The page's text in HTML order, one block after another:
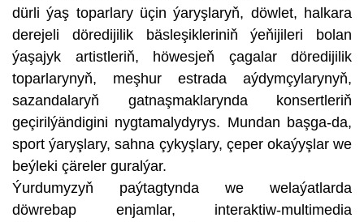
dürli ýaş toparlary üçin ýaryşlaryň, döwlet, halkara
derejeli döredijilik bäsleşikleriniň ýeňijileri bolan
ýaşajyk artistleriň, höwesjeň çagalar döredijilik
toparlarynyň, meşhur estrada aýdymçylarynyň,
sazandalaryň gatnaşmaklarynda konsertleriň
geçirilýändigini nygtamalydyrys. Mundan başga-da,
sport ýaryşlary, sahna çykyşlary, çeper okaýyşlar we
beýleki çäreler guralýar.
Ýurdumyzyň paýtagtynda we welaýatlarda
döwrebap enjamlar, interaktiw-multimedia